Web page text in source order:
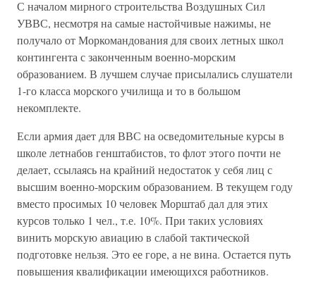
С началом мирного строительства Воздушных Сил
УВВС, несмотря на самые настойчивые нажимы, не
получало от Моркомандования для своих летных школ
контингента с законченным военно-морским
образованием. В лучшем случае присылались слушатели
1-го класса морского училища и то в большом
некомплекте.
Если армия дает для ВВС на осведомительные курсы в
школе летнабов генштабистов, то флот этого почти не
делает, ссылаясь на крайний недостаток у себя лиц с
высшим военно-морским образованием. В текущем году
вместо просимых 10 человек Морштаб дал для этих
курсов только 1 чел., т.е. 10%. При таких условиях
винить морскую авиацию в слабой тактической
подготовке нельзя. Это ее горе, а не вина. Остается путь
повышения квалификации имеющихся работников.